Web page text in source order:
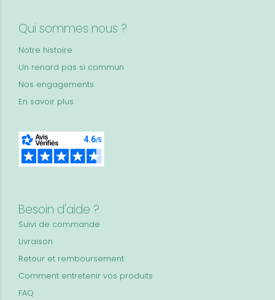
Qui sommes nous ?
Notre histoire
Un renard pas si commun
Nos engagements
En savoir plus
Besoin d'aide ?
Suivi de commande
Livraison
Retour et remboursement
Comment entretenir vos produits
FAQ